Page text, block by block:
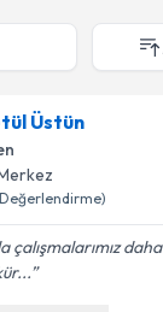
Üstün
Değerlendirme)
çalışmalarımız